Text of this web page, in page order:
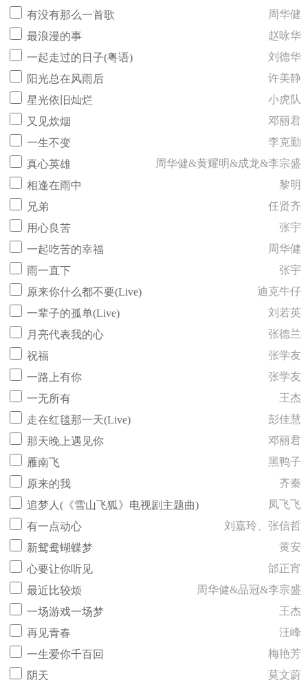
有没有那么一首歌
周华健
最浪漫的事
赵咏华
一起走过的日子(粤语)
刘德华
阳光总在风雨后
许美静
星光依旧灿烂
小虎队
又见炊烟
邓丽君
一生不变
李克勤
真心英雄
周华健&黄耀明&成龙&李宗盛
相逢在雨中
黎明
兄弟
任贤齐
用心良苦
张宇
一起吃苦的幸福
周华健
雨一直下
张宇
原来你什么都不要(Live)
迪克牛仔
一辈子的孤单(Live)
刘若英
月亮代表我的心
张德兰
祝福
张学友
一路上有你
张学友
一无所有
王杰
走在红毯那一天(Live)
彭佳慧
那天晚上遇见你
邓丽君
雁南飞
黑鸭子
原来的我
齐秦
追梦人(《雪山飞狐》电视剧主题曲)
凤飞飞
有一点动心
刘嘉玲、张信哲
新鸳鸯蝴蝶梦
黄安
心要让你听见
邰正宵
最近比较烦
周华健&品冠&李宗盛
一场游戏一场梦
王杰
再见青春
汪峰
一生爱你千百回
梅艳芳
阴天
莫文蔚